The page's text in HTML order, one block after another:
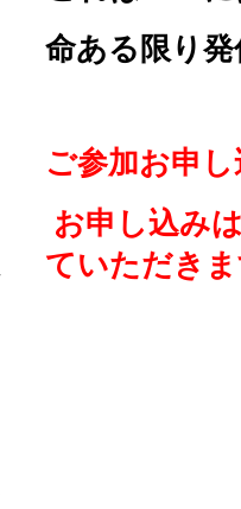
命ある限り
ご参加お申
お申し込み
ていただき